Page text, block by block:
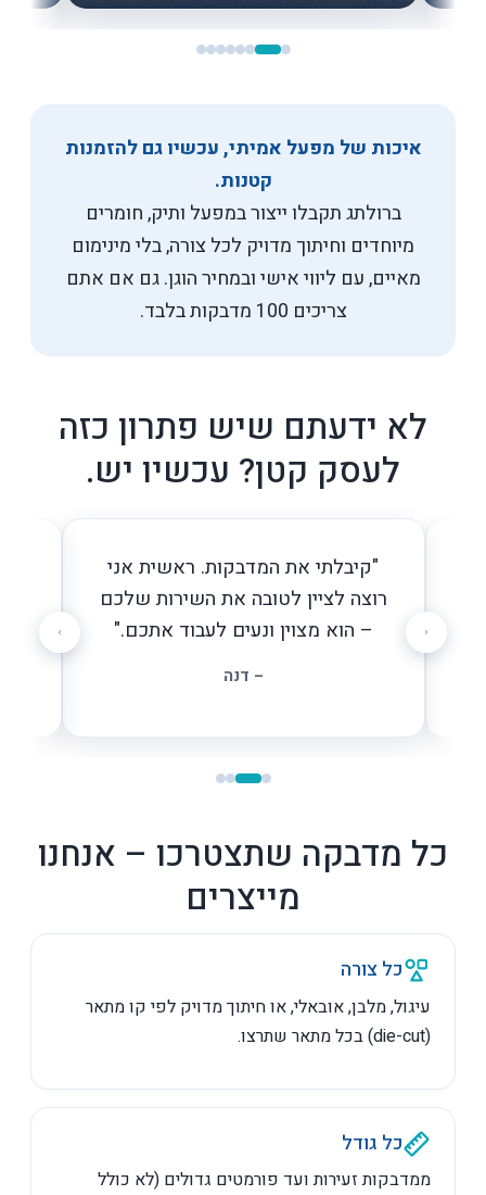
איכות של מפעל אמיתי, עכשיו גם להזמנות
קטנות.
ברולתג תקבלו ייצור במפעל ותיק, חומרים
מיוחדים וחיתוך מדויק לכל צורה, בלי מינימום
מאיים, עם ליווי אישי ובמחיר הוגן. גם אם אתם
צריכים 100 מדבקות בלבד.
לא ידעתם שיש פתרון כזה
לעסק קטן? עכשיו יש.
"קיבלתי את המדבקות. ראשית אני
רוצה לציין לטובה את השירות שלכם
– הוא מצוין ונעים לעבוד אתכם."
– דנה
כל מדבקה שתצטרכו – אנחנו
מייצרים
כל צורה
עיגול, מלבן, אובאלי, או חיתוך מדויק לפי קו מתאר
(die-cut) בכל מתאר שתרצו.
כל גודל
ממדבקות זעירות ועד פורמטים גדולים (לא כולל